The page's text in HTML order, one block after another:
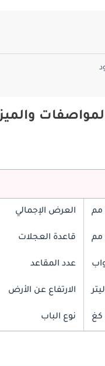
العرض الإجمالي
قاعدة العجلات
عدد المقاعد
الارتفاع عن الأرض
نوع الباب